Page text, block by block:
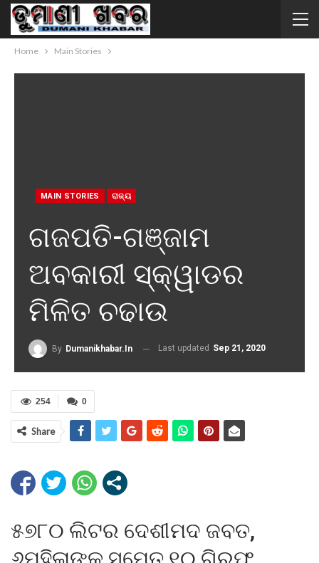
Home Main Stories
MAIN STORIES ରାଜ୍ୟ
ଗଜପତି-ଗଞ୍ଜାମ
ଅବକାରୀ ସ୍କ୍ୱାଡର
ମିଳିତ ଚଢାଉ
By Dumanikhabar.in Last updated Sep 21, 2020
0
254
Share
୫୭୮୦ ଲିଟର ଦେଶୀମଦ ଜବତ,